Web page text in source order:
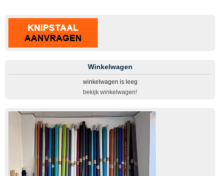
Winkelwagen
winkelwagen is leeg
bekijk winkelwagen!